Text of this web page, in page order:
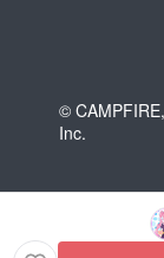
© CAMPFIRE,
Inc.